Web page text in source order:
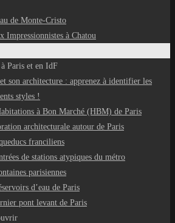
de Monte-Cristo
Impressionnistes à Chatou
Paris et en IdF
son architecture : apprenez à identifier les
styles !
à Bon Marché (HBM) de Paris
architecturale autour de Paris
franciliens
de stations atypiques du métro
parisiennes
d’eau de Paris
pont levant de Paris